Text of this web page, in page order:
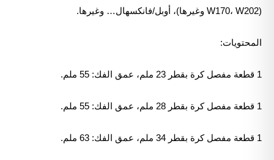
(W170، W202 وغيرها)، أوبل/فانكسهال… وغيرها.
المحتويات:
1 قطعة مفصل كرة بقطر 23 ملم، عمق الفك: 55 ملم.
1 قطعة مفصل كرة بقطر 28 ملم، عمق الفك: 55 ملم.
1 قطعة مفصل كرة بقطر 34 ملم، عمق الفك: 63 ملم.